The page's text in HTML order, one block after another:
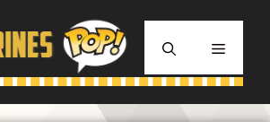
MENU